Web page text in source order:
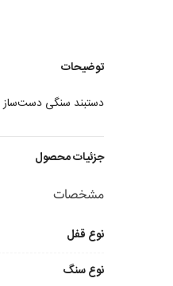
توضیحات
دستبند سنگی
جزئیات محصول
مشخصات
نوع قفل
نوع سنگ